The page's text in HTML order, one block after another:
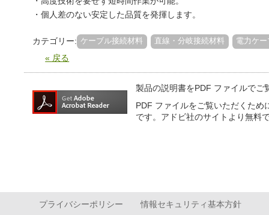
・個人差のない安定した品質を発揮します。
カテゴリー: ケーブル接続材料 直線・分岐接続材料 電力ケ
« 戻る
製品の説明書をPDF ファイルでご
PDF ファイルをご覧いただくため
です。アドビ社のサイトより無料
プライバシーポリシー 情報セキュリティ基本方針